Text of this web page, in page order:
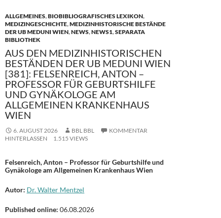
ALLGEMEINES,BIOBIBLIOGRAFISCHES LEXIKON,
MEDIZINGESCHICHTE,MEDIZINHISTORISCHE BESTÄNDE
DER UB MEDUNI WIEN,NEWS,NEWS1,SEPARATA
BIBLIOTHEK
AUS DEN MEDIZINHISTORISCHEN
BESTÄNDEN DER UB MEDUNI WIEN
[381]: FELSENREICH, ANTON –
PROFESSOR FÜR GEBURTSHILFE
UND GYNÄKOLOGE AM
ALLGEMEINEN KRANKENHAUS
WIEN
6. AUGUST 2026 BBL BBL
KOMMENTAR
HINTERLASSEN
1.515 VIEWS
Felsenreich, Anton – Professor für Geburtshilfe und
Gynäkologe am Allgemeinen Krankenhaus Wien
Autor: Dr. Walter Mentzel
Published online: 06.08.2026